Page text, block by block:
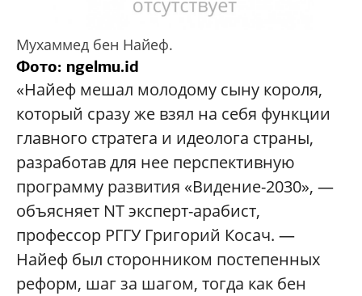
Мухаммед бен Найеф.
Фото: ngelmu.id
«Найеф мешал молодому сыну короля,
который сразу же взял на себя функции
главного стратега и идеолога страны,
разработав для нее перспективную
программу развития «Видение-2030», —
объясняет NT эксперт-арабист,
профессор РГГУ Григорий Косач. —
Найеф был сторонником постепенных
реформ, шаг за шагом, тогда как бен